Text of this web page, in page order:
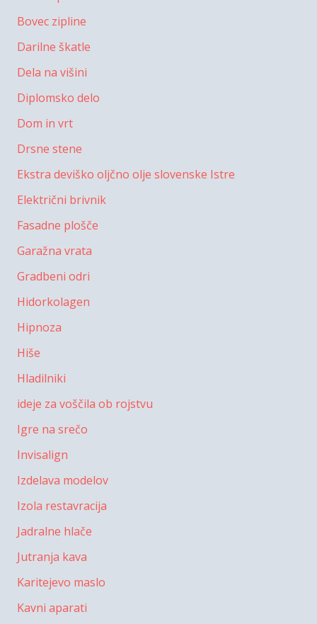
Bovec zipline
Darilne škatle
Dela na višini
Diplomsko delo
Dom in vrt
Drsne stene
Ekstra deviško oljčno olje slovenske Istre
Električni brivnik
Fasadne plošče
Garažna vrata
Gradbeni odri
Hidorkolagen
Hipnoza
Hiše
Hladilniki
ideje za voščila ob rojstvu
Igre na srečo
Invisalign
Izdelava modelov
Izola restavracija
Jadralne hlače
Jutranja kava
Karitejevo maslo
Kavni aparati